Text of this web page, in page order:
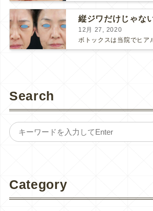
12月 27, 2020
Search
Category